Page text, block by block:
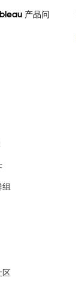
产品问
区